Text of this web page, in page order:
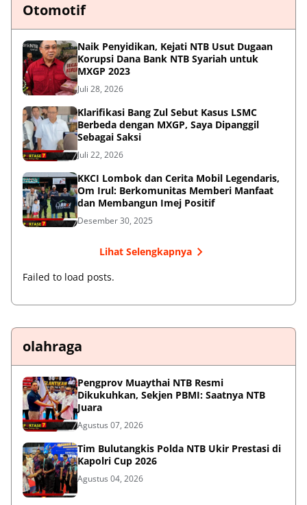
Otomotif
Naik Penyidikan, Kejati NTB Usut Dugaan
Korupsi Dana Bank NTB Syariah untuk
MXGP 2023
Juli 28, 2026
Klarifikasi Bang Zul Sebut Kasus LSMC
Berbeda dengan MXGP, Saya Dipanggil
Sebagai Saksi
Juli 22, 2026
KKCI Lombok dan Cerita Mobil Legendaris,
Om Irul: Berkomunitas Memberi Manfaat
dan Membangun Imej Positif
Desember 30, 2025
Lihat Selengkapnya
Failed to load posts.
olahraga
Pengprov Muaythai NTB Resmi
Dikukuhkan, Sekjen PBMI: Saatnya NTB
Juara
Agustus 07, 2026
Tim Bulutangkis Polda NTB Ukir Prestasi di
Kapolri Cup 2026
Agustus 04, 2026